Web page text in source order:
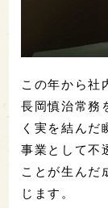
この年から社
長岡慎治常務
く実を結んだ
事業として不
ことが生んだ
じます。